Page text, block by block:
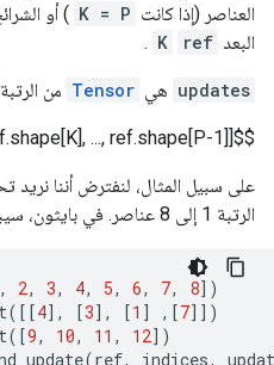
العناصر (إذا كانت K = P ) أو
البعد
K ref
.
updates هي Tensor من الرتبة
$$[d_0, ..., d_{Q-2}, ref.shape[K], ..., ref.shape[P-1]].$$
الرتبة 1 إلى 8 عناصر. في بايثون، سيبدو هذا التحديث كما يلي:
, 2, 3, 4, 5, 6, 7, 8])
([[4], [3], [1 ] ,[7]])
([9, 10, 11 , 12])
(ref, indices,